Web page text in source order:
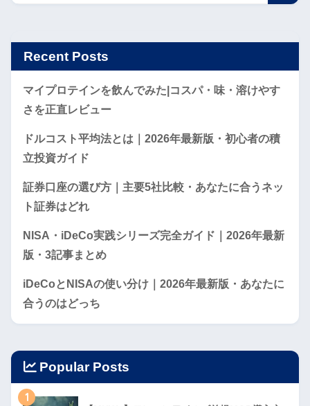
Recent Posts
マイプロテインを飲んでみた|コスパ・味・溶けやす
さを正直レビュー
ドルコスト平均法とは｜2026年最新版・初心者の積
立投資ガイド
証券口座の選び方｜主要5社比較・あなたに合うネッ
ト証券はどれ
NISA・iDeCo実践シリーズ完全ガイド｜2026年最新
版・3記事まとめ
iDeCoとNISAの使い分け｜2026年最新版・あなたに
合うのはどっち
Popular Posts
1